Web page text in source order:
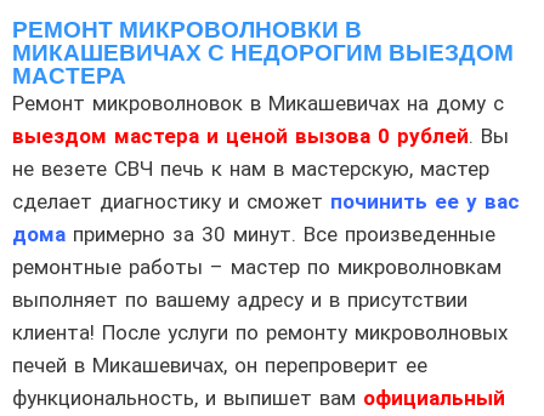
РЕМОНТ МИКРОВОЛНОВКИ В
МИКАШЕВИЧАХ С НЕДОРОГИМ ВЫЕЗДОМ
МАСТЕРА
Ремонт микроволновок в Микашевичах на дому с
выездом мастера и ценой вызова 0 рублей. Вы
не везете СВЧ печь к нам в мастерскую, мастер
сделает диагностику и сможет починить ее у вас
дома примерно за 30 минут. Все произведенные
ремонтные работы – мастер по микроволновкам
выполняет по вашему адресу и в присутствии
клиента! После услуги по ремонту микроволновых
печей в Микашевичах, он перепроверит ее
функциональность, и выпишет вам официальный